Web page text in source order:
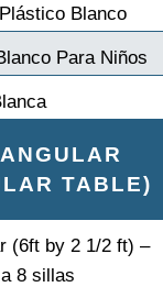
Blanco
Para Niños
TABLE)
(6ft by 2 1/2 ft) –
8 sillas